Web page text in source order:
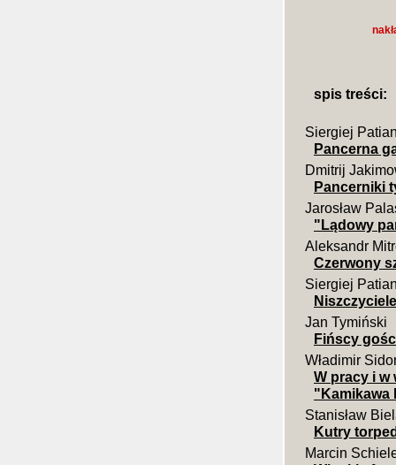
spis treści:
Siergiej
Pancerna
Dmitrij
Pancerniki
Jarosław
"Lądowy
Aleksandr
Czerwony
Siergiej
Jan Tymiński
Fińscy
Władimir
W pracy i w
"Kamikawa
Stanisław
Kutry
Marcin